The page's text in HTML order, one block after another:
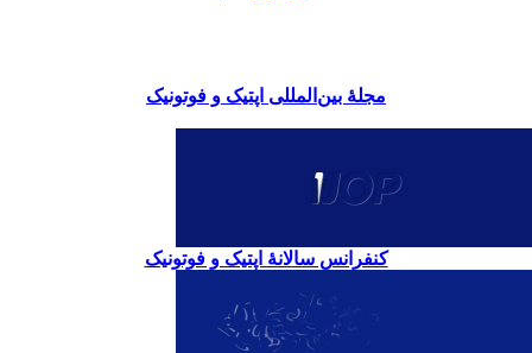
مجلۀ بین‌المللی اپتیک و فوتونیک
کنفرانس سالانۀ اپتیک و فوتونیک